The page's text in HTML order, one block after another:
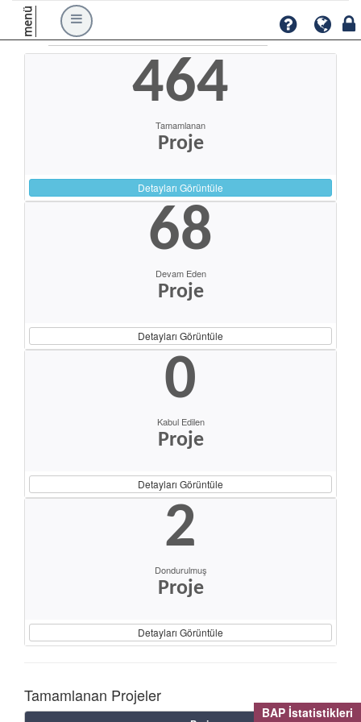
BAP İstatistikleri
menü
464
Tamamlanan
Proje
Detayları Görüntüle
68
Devam Eden
Proje
Detayları Görüntüle
0
Kabul Edilen
Proje
Detayları Görüntüle
2
Dondurulmuş
Proje
Detayları Görüntüle
Tamamlanan Projeler